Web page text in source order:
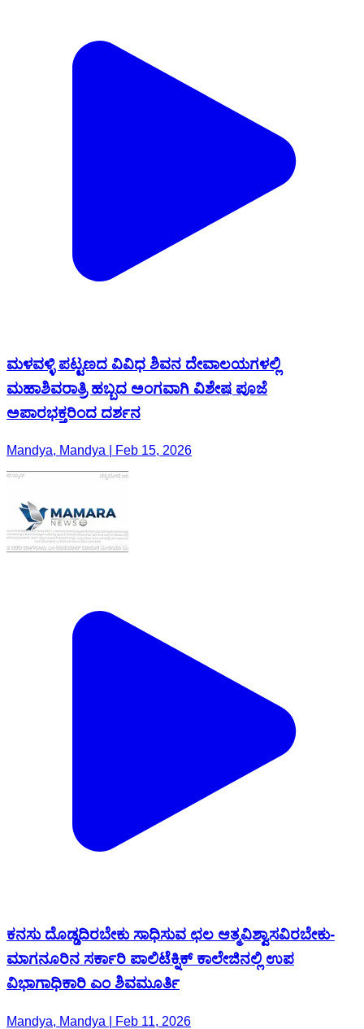
ಮಳವಳ್ಳಿ ಪಟ್ಟಣದ ವಿವಿಧ ಶಿವನ ದೇವಾಲಯಗಳಲ್ಲಿ
ಮಹಾಶಿವರಾತ್ರಿ ಹಬ್ಬದ ಅಂಗವಾಗಿ ವಿಶೇಷ ಪೂಜೆ
ಅಪಾರಭಕ್ತರಿಂದ ದರ್ಶನ
Mandya, Mandya | Feb 15, 2026
ಕನಸು ದೊಡ್ಡದಿರಬೇಕು ಸಾಧಿಸುವ ಛಲ ಆತ್ಮವಿಶ್ವಾಸವಿರಬೇಕು-
ಮಾಗನೂರಿನ ಸರ್ಕಾರಿ ಪಾಲಿಟೆಕ್ನಿಕ್ ಕಾಲೇಜಿನಲ್ಲಿ ಉಪ
ವಿಭಾಗಾಧಿಕಾರಿ ಎಂ ಶಿವಮೂರ್ತಿ
Mandya, Mandya | Feb 11, 2026